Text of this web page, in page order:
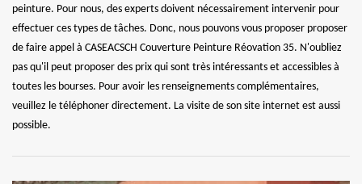
peinture. Pour nous, des experts doivent nécessairement intervenir pour
effectuer ces types de tâches. Donc, nous pouvons vous proposer proposer
de faire appel à CASEACSCH Couverture Peinture Réovation 35. N'oubliez
pas qu'il peut proposer des prix qui sont très intéressants et accessibles à
toutes les bourses. Pour avoir les renseignements complémentaires,
veuillez le téléphoner directement. La visite de son site internet est aussi
possible.